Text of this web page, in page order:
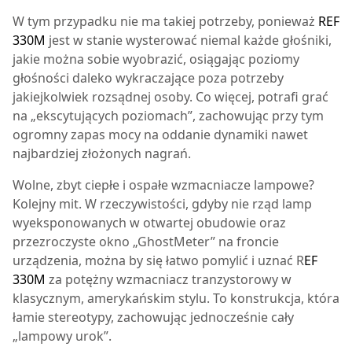
W tym przypadku nie ma takiej potrzeby, ponieważ REF
330M jest w stanie wysterować niemal każde głośniki,
jakie można sobie wyobrazić, osiągając poziomy
głośności daleko wykraczające poza potrzeby
jakiejkolwiek rozsądnej osoby. Co więcej, potrafi grać
na „ekscytujących poziomach”, zachowując przy tym
ogromny zapas mocy na oddanie dynamiki nawet
najbardziej złożonych nagrań.
Wolne, zbyt ciepłe i ospałe wzmacniacze lampowe?
Kolejny mit. W rzeczywistości, gdyby nie rząd lamp
wyeksponowanych w otwartej obudowie oraz
przezroczyste okno „GhostMeter” na froncie
urządzenia, można by się łatwo pomylić i uznać REF
330M za potężny wzmacniacz tranzystorowy w
klasycznym, amerykańskim stylu. To konstrukcja, która
łamie stereotypy, zachowując jednocześnie cały
„lampowy urok”.